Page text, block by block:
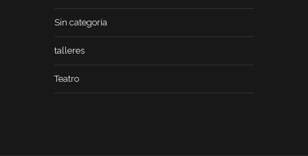
Sin categoría
talleres
Teatro